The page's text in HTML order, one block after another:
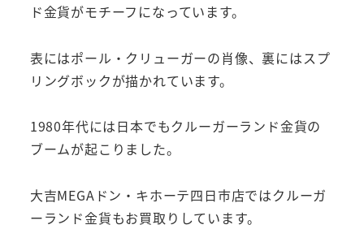
ド金貨がモチーフになっています。
表にはポール・クリューガーの肖像、裏にはスプ
リングボックが描かれています。
1980年代には日本でもクルーガーランド金貨の
ブームが起こりました。
大吉MEGAドン・キホーテ四日市店ではクルーガ
ーランド金貨もお買取りしています。